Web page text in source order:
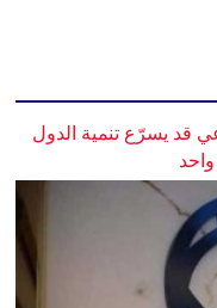
قد يسرّع تنمية الدول
واحد